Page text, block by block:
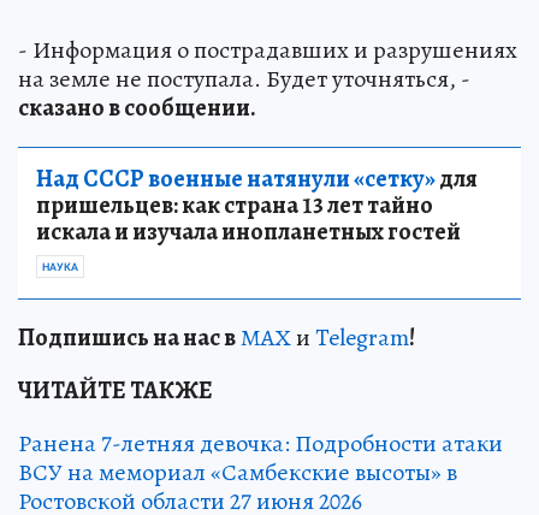
- Информация о пострадавших и разрушениях
на земле не поступала. Будет уточняться, -
сказано в сообщении.
Над СССР военные натянули «сетку»для
пришельцев: как страна 13 лет тайно
искала и изучала инопланетных гостей
НАУКА
Подпишись на нас вМАХиTelegram!
ЧИТАЙТЕ ТАКЖЕ
Ранена 7-летняя девочка: Подробности атаки
ВСУ на мемориал «Самбекские высоты» в
Ростовской области 27 июня 2026